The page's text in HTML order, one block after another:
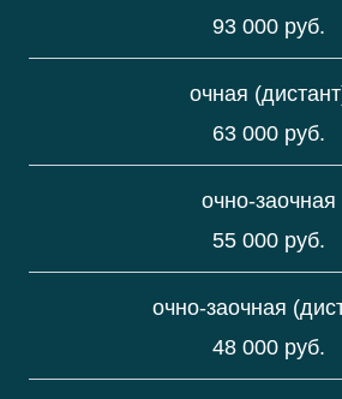
очная
очно-заочная
очно-заочная
93 000 руб.
63 000 руб.
55 000 руб.
48 000 руб.